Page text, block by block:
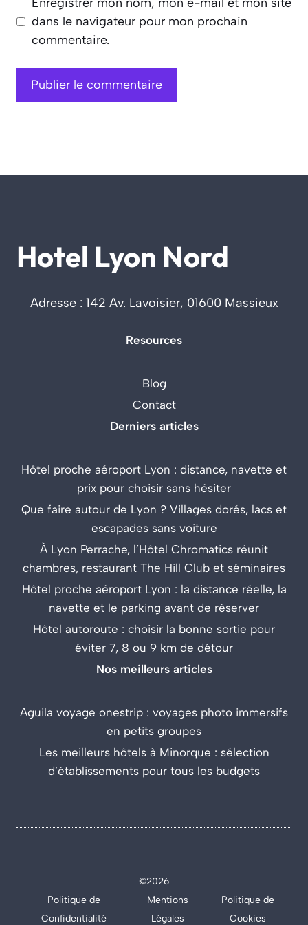
dans le navigateur pour mon prochain
commentaire.
Hotel Lyon Nord
Adresse : 142 Av. Lavoisier, 01600 Massieux
Resources
Blog
Contact
Derniers articles
Hôtel proche aéroport Lyon : distance, navette et
prix pour choisir sans hésiter
Que faire autour de Lyon ? Villages dorés, lacs et
escapades sans voiture
À Lyon Perrache, l’Hôtel Chromatics réunit
chambres, restaurant The Hill Club et séminaires
Hôtel proche aéroport Lyon : la distance réelle, la
navette et le parking avant de réserver
Hôtel autoroute : choisir la bonne sortie pour
éviter 7, 8 ou 9 km de détour
Nos meilleurs articles
Aguila voyage onestrip : voyages photo immersifs
en petits groupes
Les meilleurs hôtels à Minorque : sélection
d’établissements pour tous les budgets
©2026
Politique de
Confidentialité
Mentions
Légales
Politique de
Cookies